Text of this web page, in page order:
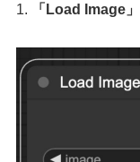
1. 「Load Image」